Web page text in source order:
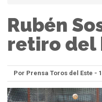
Rubén
retiro del
Por Prensa Toros del Este -